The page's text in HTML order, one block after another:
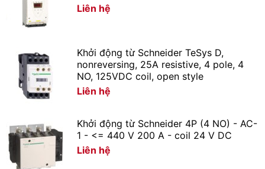
Liên hệ
Khởi động từ Schneider TeSys D,
nonreversing, 25A resistive, 4 pole, 4
NO, 125VDC coil, open style
Liên hệ
Khởi động từ Schneider 4P (4 NO) - AC-
1 - <= 440 V 200 A - coil 24 V DC
Liên hệ